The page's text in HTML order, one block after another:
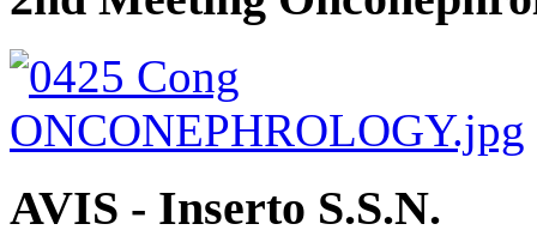
AVIS - Inserto S.S.N.